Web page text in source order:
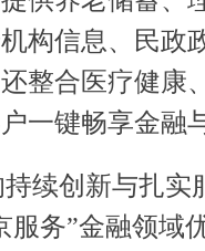
构信息、民政
整合医疗健康
一键畅享金融
续创新与扎实
服务”金融领域